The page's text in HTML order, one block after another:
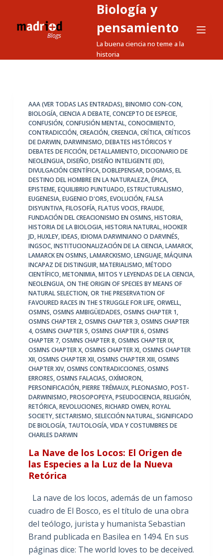
a
Biología y
pensamiento
La buena ciencia no teme a la
historia
AAA (VER TODAS LAS ENTRADAS),BINOMIO CON-CON,
BIOLOGÍA,CIENCIA A DEBATE,CONCEPTO DE ESPECIE,
CONFUSIÓN,CONFUSIÓN MENTAL,CONOCIMIENTO,
CONTRADICCIÓN,CREACIÓN,CREENCIA,CRÍTICA,CRÍTICOS
DE DARWIN,DARWINISMO,DEBATES HISTÓRICOS Y
DEBATES DE FICCIÓN,DETALLAMIENTO,DICCIONARIO DE
NEOLENGUA,DISEÑO,DISEÑO INTELIGENTE (ID),
DIVULGACIÓN CIENTÍFICA,DOBLEPENSAR,DOGMAS,EL
DESTINO DEL HOMBRE EN LA NATURALEZA,ÉPICA,
EPISTEME,EQUILIBRIO PUNTUADO,ESTRUCTURALISMO,
EUGENESIA,EUGENIO D'ORS,EVOLUCIÓN,FALSA
DISYUNTIVA,FILOSOFÍA,FLATUS VOCIS,FRAUDE,
FUNDACIÓN DEL CREACIONISMO EN OSMNS,HISTORIA,
HISTORIA DE LA BIOLOGIA,HISTORIA NATURAL,HOOKER
JD,HUXLEY,IDEAS,IDIOMA DARWINIANO O DARVINÉS,
INGSOC,INSTITUCIONALIZACIÓN DE LA CIENCIA,LAMARCK,
LAMARCK EN OSMNS,LAMARCKISMO,LENGUAJE,MÁQUINA
INCAPAZ DE DISTINGUIR,MATERIALISMO,MÉTODO
CIENTÍFICO,METONIMIA,MITOS Y LEYENDAS DE LA CIENCIA,
NEOLENGUA,ON THE ORIGIN OF SPECIES BY MEANS OF
NATURAL SELECTION,OR THE PRESERVATION OF
FAVOURED RACES IN THE STRUGGLE FOR LIFE,ORWELL,
OSMNS,OSMNS AMBIGÜEDADES,OSMNS CHAPTER 1,
OSMNS CHAPTER 2,OSMNS CHAPTER 3,OSMNS CHAPTER
4,OSMNS CHAPTER 5,OSMNS CHAPTER 6,OSMNS
CHAPTER 7,OSMNS CHAPTER 8,OSMNS CHAPTER IX,
OSMNS CHAPTER X,OSMNS CHAPTER XI,OSMNS CHAPTER
XII,OSMNS CHAPTER XII,OSMNS CHAPTER XIII,OSMNS
CHAPTER XIV,OSMNS CONTRADICCIONES,OSMNS
ERRORES,OSMNS FALACIAS,OXÍMORON,
PERSONIFICACIÓN,PIERRE TRÉMAUX,PLEONASMO,POST-
DARWINISMO,PROSOPOPEYA,PSEUDOCIENCIA,RELIGIÓN,
RETÓRICA,REVOLUCIONES,RICHARD OWEN,ROYAL
SOCIETY,SECTARISMO,SELECCIÓN NATURAL,SIGNIFICADO
DE BIOLOGÍA, TAUTOLOGÍA,VIDA Y COSTUMBRES DE
CHARLES DARWIN
La Nave de los Locos: El Origen de
las Especies a la Luz de la Nueva
Retórica
La nave de los locos, además de un famoso
cuadro de El Bosco, es el título de una obra
del teólogo, jurista y humanista Sebastian
Brand publicada en Basilea en 1494. En sus
páginas dice: The world loves to be deceived.